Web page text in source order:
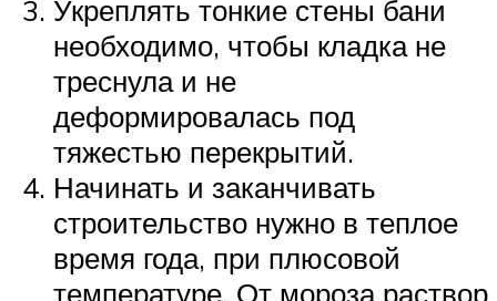
Укреплять тонкие стены бани
необходимо, чтобы кладка не
треснула и не
деформировалась под
тяжестью перекрытий.
Начинать и заканчивать
строительство нужно в теплое
время года, при плюсовой
температуре. От мороза раствор